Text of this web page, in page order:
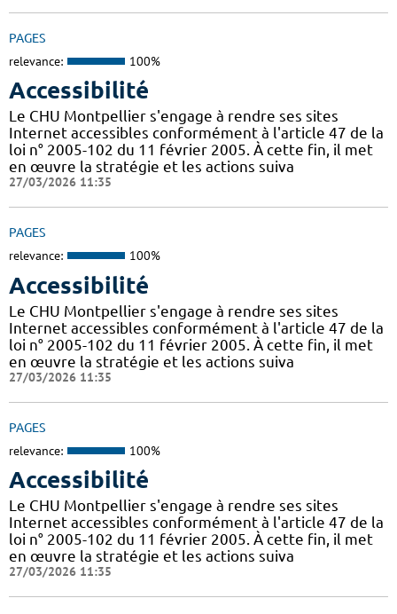
PAGES
relevance: 100%
Accessibilité
Le CHU Montpellier s'engage à rendre ses sites
Internet accessibles conformément à l'article 47 de la
loi n° 2005-102 du 11 février 2005. À cette fin, il met
en œuvre la stratégie et les actions suiva
27/03/2026 11:35
PAGES
relevance: 100%
Accessibilité
Le CHU Montpellier s'engage à rendre ses sites
Internet accessibles conformément à l'article 47 de la
loi n° 2005-102 du 11 février 2005. À cette fin, il met
en œuvre la stratégie et les actions suiva
27/03/2026 11:35
PAGES
relevance: 100%
Accessibilité
Le CHU Montpellier s'engage à rendre ses sites
Internet accessibles conformément à l'article 47 de la
loi n° 2005-102 du 11 février 2005. À cette fin, il met
en œuvre la stratégie et les actions suiva
27/03/2026 11:35